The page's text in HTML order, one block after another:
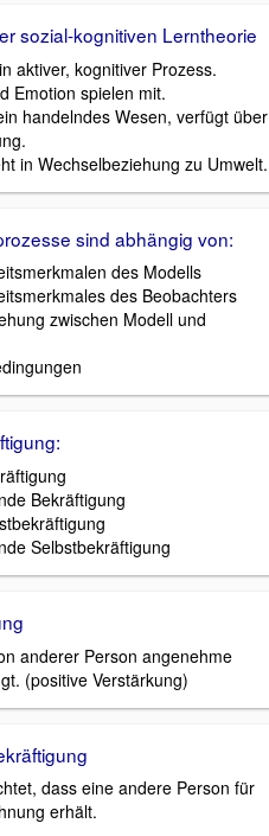
sozial-kognitiven Lerntheorie
aktiver, kognitiver Prozess.
Emotion spielen mit.
handelndes Wesen, verfügt über
in Wechselbeziehung zu Umwelt.
sind abhängig von:
des Modells
des Beobachters
zwischen Modell und
Bekräftigung
Selbstbekräftigung
anderer Person angenehme
(positive Verstärkung)
dass eine andere Person für
erhält.